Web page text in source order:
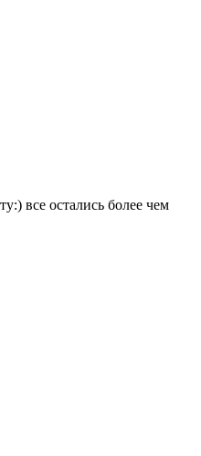
все остались более чем